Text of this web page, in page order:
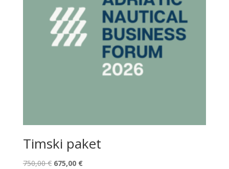
Timski paket
750,00€ Izvorna
675,00 €Trenutna